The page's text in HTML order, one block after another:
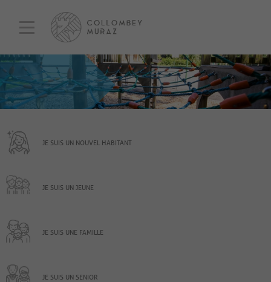
JE SUIS UN NOUVEL HABITANT
JE SUIS UN JEUNE
JE SUIS UNE FAMILLE
JE SUIS UN SENIOR